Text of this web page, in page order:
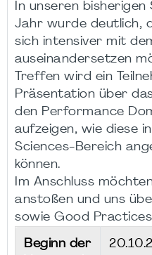
In unseren
Jahr wurde deutlich,
sich intensiver mit
auseinandersetzen
Treffen wird ein
Präsentation über
den Performance
aufzeigen, wie diese
Sciences-Bereich
können.
Im Anschluss
anstoßen und uns
sowie Good
Beginn der